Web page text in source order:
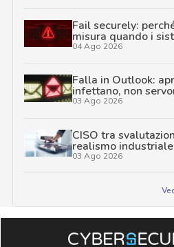
Fail securely:
misura quando i
04 Ago 2026
Falla in Outlook:
infettano, non
03 Ago 2026
CISO tra
realismo industriale
03 Ago 2026